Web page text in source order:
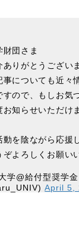
財団さま
りがとうござい
事についても近々
すので、もしお気
お知らせいただけ
を陰ながら応援
よろしくお願い
学@給付型奨学金
April 5,